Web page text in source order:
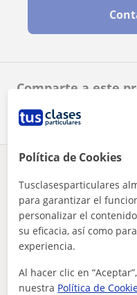
Comparte a este
Tus clases particulares
Sant Cebrià de Vallalta
profesora imparte clases de
Otros profesores
Cebrià de
Política de Cookies
Tusclasesparticulares
para garantizar el
personalizar el
su eficacia, así como
experiencia.
Al hacer clic en
nuestra Política de